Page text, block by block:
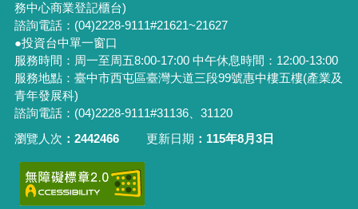
務中心商業登記櫃台)
諮詢電話：(04)2228-9111#21621~21627
●投資台中單一窗口
服務時間：周一至周五8:00-17:00 中午休息時間：12:00-13:00
服務地點：臺中市西屯區臺灣大道三段99號惠中樓五樓(產業及
青年發展科)
諮詢電話：(04)2228-9111#31136、31120
瀏覽人次
2442466 更新日期 115年8月3日